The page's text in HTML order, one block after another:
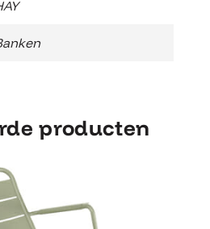
producten